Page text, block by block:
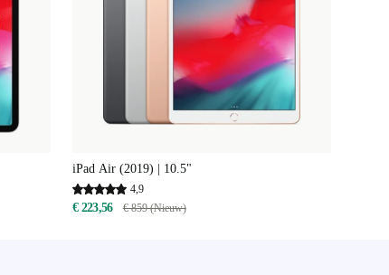
iPad Air (2019) | 10.5"
4,9
€ 223,56 € 859 (Nieuw)